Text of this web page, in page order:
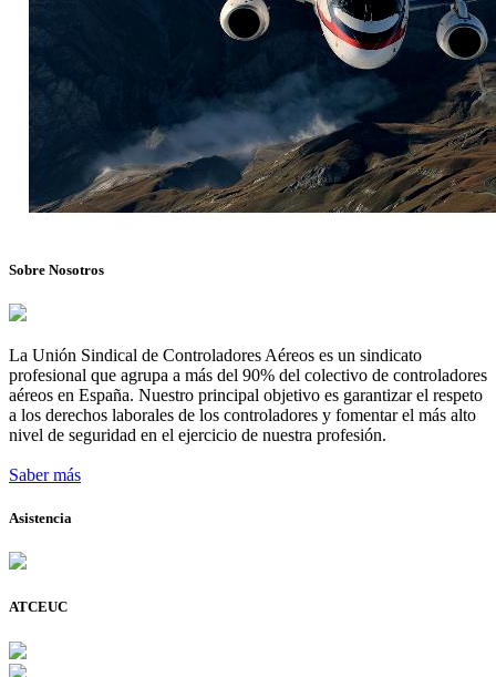
Sobre Nosotros
La Unión Sindical de Controladores Aéreos es un sindicato
profesional que agrupa a más del 90% del colectivo de controladores
aéreos en España. Nuestro principal objetivo es garantizar el respeto
a los derechos laborales de los controladores y fomentar el más alto
nivel de seguridad en el ejercicio de nuestra profesión.
Saber más
Asistencia
ATCEUC